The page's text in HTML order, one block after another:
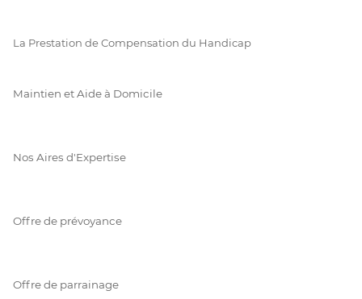
La Prestation de Compensation du Handicap
Maintien et Aide à Domicile
Nos Aires d'Expertise
Offre de prévoyance
Offre de parrainage